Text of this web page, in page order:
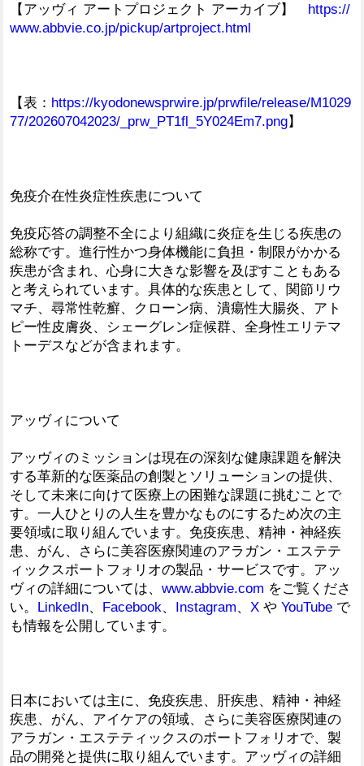
【アッヴィ アートプロジェクト アーカイブ】 https://
www.abbvie.co.jp/pickup/artproject.html
【表： https://kyodonewsprwire.jp/prwfile/release/M1029
77/202607042023/_prw_PT1fl_5Y024Em7.png】
免疫介在性炎症性疾患について
免疫応答の調整不全により組織に炎症を生じる疾患の
総称です。進行性かつ身体機能に負担・制限がかかる
疾患が含まれ、心身に大きな影響を及ぼすこともある
と考えられています。具体的な疾患として、関節リウ
マチ、尋常性乾癬、クローン病、潰瘍性大腸炎、アト
ピー性皮膚炎、シェーグレン症候群、全身性エリテマ
トーデスなどが含まれます。
アッヴィについて
アッヴィのミッションは現在の深刻な健康課題を解決
する革新的な医薬品の創製とソリューションの提供、
そして未来に向けて医療上の困難な課題に挑むことで
す。一人ひとりの人生を豊かなものにするため次の主
要領域に取り組んでいます。免疫疾患、精神・神経疾
患、がん、さらに美容医療関連のアラガン・エステテ
ィックスポートフォリオの製品・サービスです。アッ
ヴィの詳細については、 www.abbvie.com をご覧くださ
い。 LinkedIn、 Facebook、 Instagram、 X や YouTube で
も情報を公開しています。
日本においては主に、免疫疾患、肝疾患、精神・神経
疾患、がん、アイケアの領域、さらに美容医療関連の
アラガン・エステティックスのポートフォリオで、製
品の開発と提供に取り組んでいます。アッヴィの詳細